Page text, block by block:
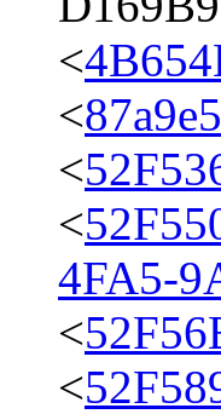
<
<
<
<
4FA5-
<
<